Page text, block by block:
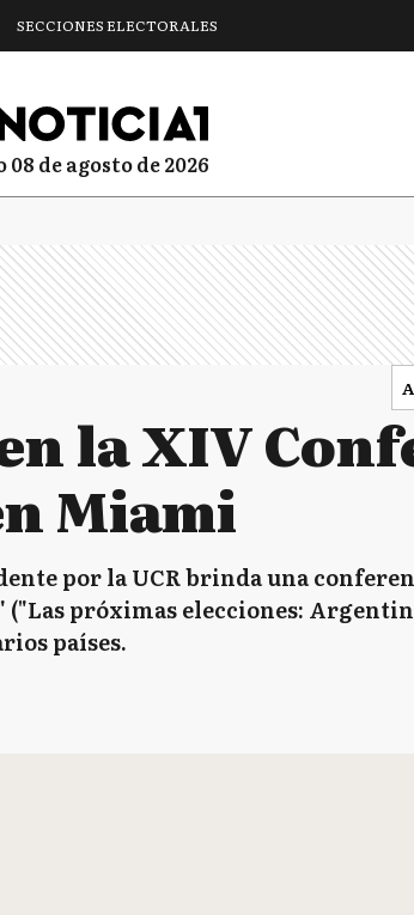
SECCIONES ELECTORALES
08 de agosto de 2026
la XIV
Miami
por la UCR brinda una
próximas elecciones:
países.